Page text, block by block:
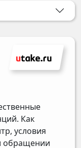
Как
условия
обращении